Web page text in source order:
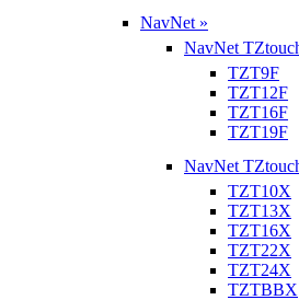
NavNet »
NavNet
TZT9F
TZT12F
TZT16F
TZT19F
NavNet
TZT10X
TZT13X
TZT16X
TZT22X
TZT24X
TZTBBX